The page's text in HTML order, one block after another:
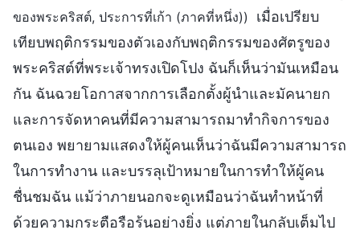
ของพระคริสต์, ประการที่เก้า (ภาคที่หนึ่ง))
เมื่อเปรียบ
เทียบพฤติกรรมของตัวเองกับพฤติกรรมของศัตรูของ
พระคริสต์ที่พระเจ้าทรงเปิดโปง ฉันก็เห็นว่ามันเหมือน
กัน ฉันฉวยโอกาสจากการเลือกตั้งผู้นำและมัคนายก
และการจัดหาคนที่มีความสามารถมาทำกิจการของ
ตนเอง พยายามแสดงให้ผู้คนเห็นว่าฉันมีความสามารถ
ในการทำงาน และบรรลุเป้าหมายในการทำให้ผู้คน
ชื่นชมฉัน แม้ว่าภายนอกจะดูเหมือนว่าฉันทำหน้าที่
ด้วยความกระตือรือร้นอย่างยิ่ง แต่ภายในกลับเต็มไป